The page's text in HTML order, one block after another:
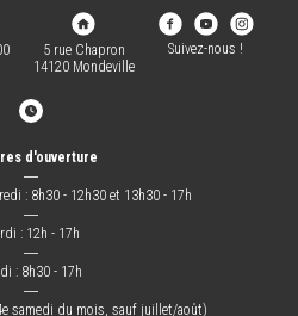
5 rue Chapron
14120 Mondeville
Suivez-nous !
d'ouverture
―
: 8h30 - 12h30 et 13h30 - 17h
―
: 12h - 17h
―
: 8h30 - 17h
―
samedi du mois, sauf juillet/août)